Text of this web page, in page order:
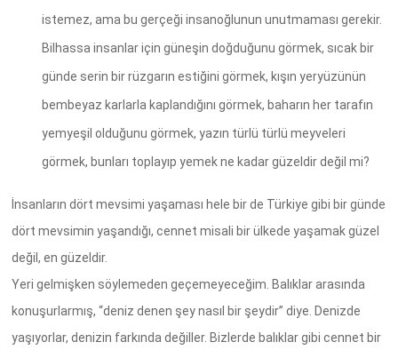
istemez, ama bu gerçeği insanoğlunun unutmaması gerekir.
Bilhassa insanlar için güneşin doğduğunu görmek, sıcak bir
günde serin bir rüzgarın estiğini görmek, kışın yeryüzünün
bembeyaz karlarla kaplandığını görmek, baharın her tarafın
yemyeşil olduğunu görmek, yazın türlü türlü meyveleri
görmek, bunları toplayıp yemek ne kadar güzeldir değil mi?
İnsanların dört mevsimi yaşaması hele bir de Türkiye gibi bir günde
dört mevsimin yaşandığı, cennet misali bir ülkede yaşamak güzel
değil, en güzeldir.
Yeri gelmişken söylemeden geçemeyeceğim. Balıklar arasında
konuşurlarmış, “deniz denen şey nasıl bir şeydir” diye. Denizde
yaşıyorlar, denizin farkında değiller. Bizlerde balıklar gibi cennet bir